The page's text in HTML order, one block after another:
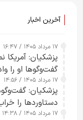
آخرین اخبار
۱۷ مرداد ۱۴۰۵ / ۱۶:۴۷
پزشکیان:
گفت‌وگوها او را
خراب می‌کنیم+
۱۷ مرداد ۱۴۰۵ / ۱۴:۵۶
پزشکیان:
دستاوردها را
۱۷ مرداد ۱۴۰۵ / ۱۴:۳۸